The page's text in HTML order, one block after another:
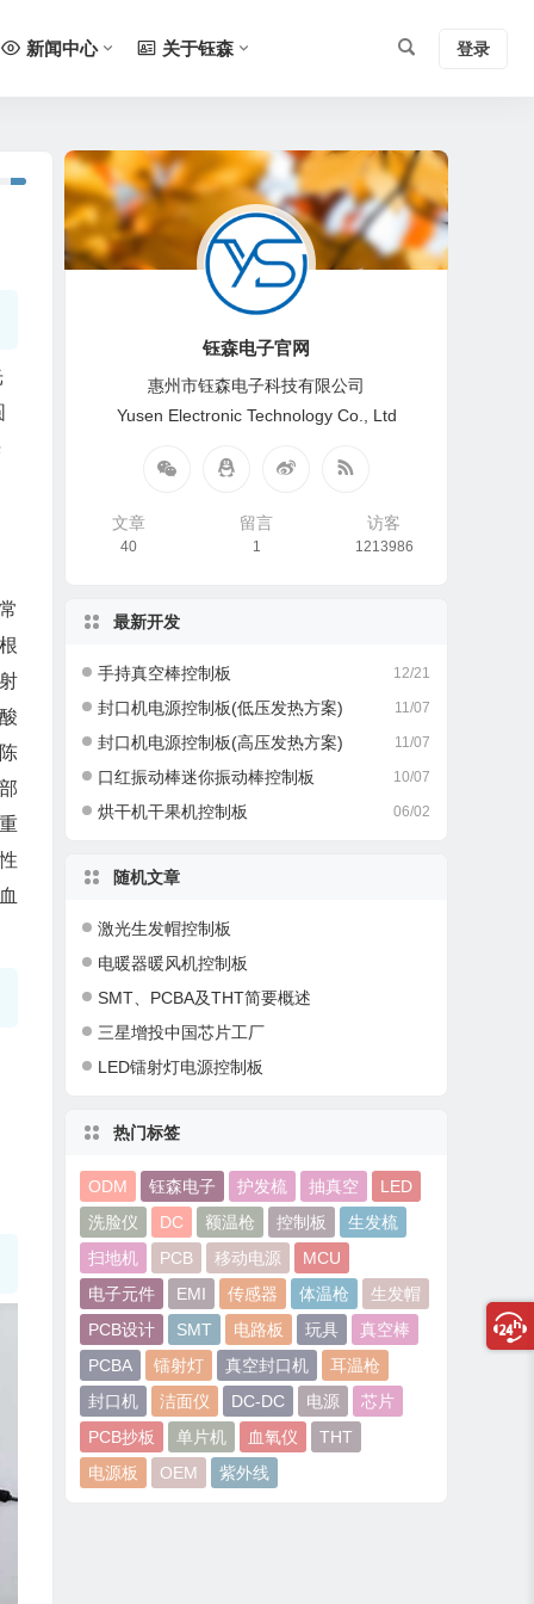
新闻中心 关于钰森 登录
钰森电子官网
惠州市钰森电子科技有限公司
Yusen Electronic Technology Co., Ltd
文章
40
留言
1
访客
1213986
最新开发
12/21
手持真空棒控制板
11/07
封口机电源控制板(低压发热方案)
11/07
封口机电源控制板(高压发热方案)
10/07
口红振动棒迷你振动棒控制板
06/02
烘干机干果机控制板
随机文章
激光生发帽控制板
电暖器暖风机控制板
SMT、PCBA及THT简要概述
三星增投中国芯片工厂
LED镭射灯电源控制板
热门标签
ODM 钰森电子 护发梳 抽真空
LED
洗脸仪
DC 额温枪 控制板
生发梳
扫地机
PCB 移动电源
MCU
电子元件
EMI 传感器 体温枪
生发帽
PCB设计
SMT 电路板 玩具
真空棒
PCBA
镭射灯 真空封口机
耳温枪
封口机
洁面仪 DC-DC 电源
芯片
PCB抄板
单片机 血氧仪
THT
电源板
OEM 紫外线